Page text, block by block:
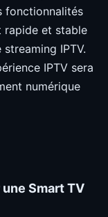
fonctionnalités
rapide et stable
IPTV.
IPTV sera
numérique
Smart TV